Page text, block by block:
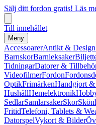
Sälj ditt fordon gratis! Läs
Till innehållet
Meny
AccessoarerAntikt & Design
BarnskorBarnleksaker
TidningarDatorer &
VideofilmerFordon
OptikFrimärkenHandgjort
HushållHemelektronik
SedlarSamlarsakerSkor
FritidTelefoni, Tablets &
DatorspelVykort & Bilder